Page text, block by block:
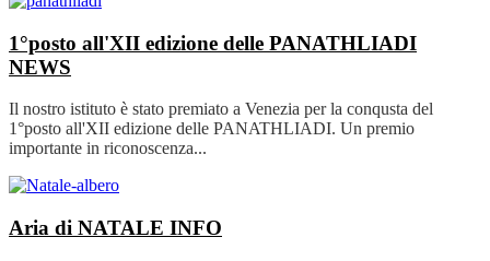
1°posto all'XII edizione delle PANATHLIADI
NEWS
Il nostro istituto è stato premiato a Venezia per la conqusta del
1°posto all'XII edizione delle PANATHLIADI. Un premio
importante in riconoscenza...
Aria di NATALE INFO